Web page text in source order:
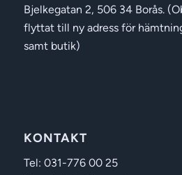
Bjelkegatan 2, 506 34 Borås.
flyttat till ny adress för
samt butik)
KONTAKT
Tel: 031-776 00 25